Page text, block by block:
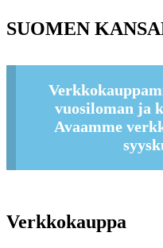
SUOMEN
vuosiloman ja
Avaamme
Verkkokauppa